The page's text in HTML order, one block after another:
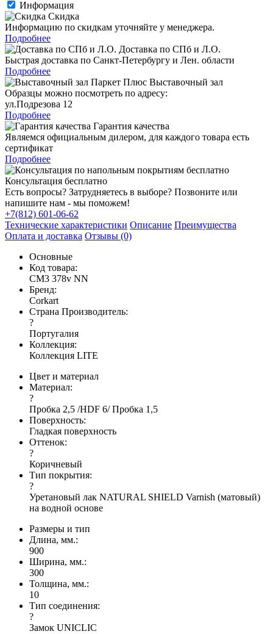
Информация
Скидка
Информацию по скидкам уточняйте у менеджера.
Подробнее
Доставка по СПб и Л.О.
Быстрая доставка по Санкт-Петербургу и Лен. области
Подробнее
Выставочный зал
Образцы можно посмотреть по адресу:
ул.Подрезова 12
Подробнее
Гарантия качества
Являемся официальным дилером, для каждого товара есть
сертификат
Подробнее
Консультация бесплатно
Есть вопросы? Затрудняетесь в выборе? Позвоните или
напишите нам - мы поможем!
+7(812) 601-06-62
Технические характеристики Описание Преимущества
Оплата и доставка Отзывы (0)
Основные
Код товара:
CM3 378v NN
Бренд:
Corkart
Страна Производитель:
?
Португалия
Коллекция:
Коллекция LITE
Цвет и материал
Материал:
?
Пробка 2,5 /HDF 6/ Пробка 1,5
Поверхность:
Гладкая поверхность
Оттенок:
?
Коричневый
Тип покрытия:
?
Уретановый лак NATURAL SHIELD Varnish (матовый)
на водной основе
Размеры и тип
Длина, мм.:
900
Ширина, мм.:
300
Толщина, мм.:
10
Тип соединения:
?
Замок UNICLIC